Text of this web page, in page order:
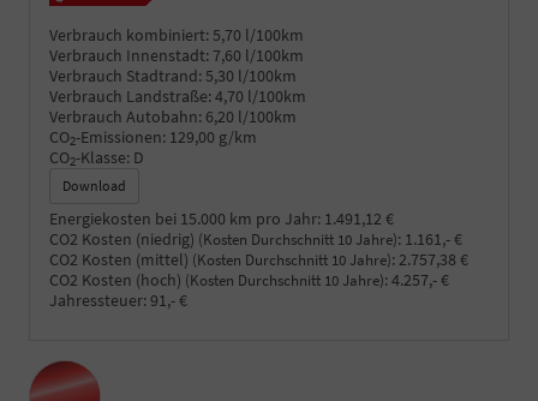
Verbrauch kombiniert: 5,70 l/100km
Verbrauch Innenstadt: 7,60 l/100km
Verbrauch Stadtrand: 5,30 l/100km
Verbrauch Landstraße: 4,70 l/100km
Verbrauch Autobahn: 6,20 l/100km
CO2-Emissionen: 129,00 g/km
CO2-Klasse: D
Download
Energiekosten bei 15.000 km pro Jahr: 1.491,12 €
CO2 Kosten (niedrig) (Kosten Durchschnitt 10 Jahre): 1.161,- €
CO2 Kosten (mittel) (Kosten Durchschnitt 10 Jahre): 2.757,38 €
CO2 Kosten (hoch) (Kosten Durchschnitt 10 Jahre): 4.257,- €
Jahressteuer: 91,- €